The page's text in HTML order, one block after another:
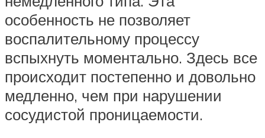
особенность не позволяет
воспалительному процессу
вспыхнуть моментально. Здесь все
происходит постепенно и довольно
медленно, чем при нарушении
сосудистой проницаемости.